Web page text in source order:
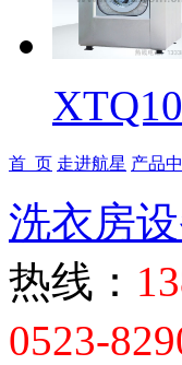
首 页 走进航星 产品
洗衣房
热线：
0523-